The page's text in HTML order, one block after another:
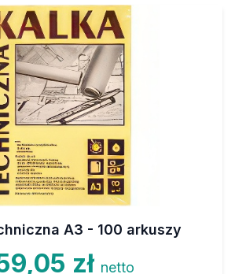
A3 - 100 arkuszy
zł netto